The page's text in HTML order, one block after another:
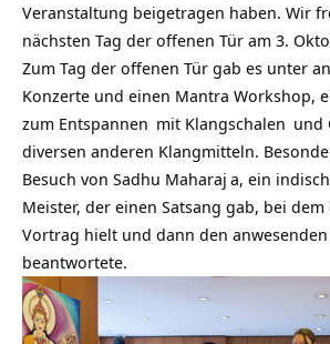
Veranstaltung beigetragen haben. Wir
nächsten Tag der offenen Tür am 3.
Zum Tag der offenen Tür gab es unter
Konzerte und einen Mantra Workshop,
zum Entspannen mit Klangschalen und
diversen anderen Klangmitteln.
Besuch von Sadhu Maharaj a, ein
Meister, der einen Satsang gab, bei
Vortrag hielt und dann den anwesenden
beantwortete.